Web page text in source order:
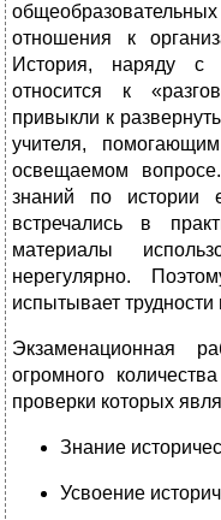
отношения к
История, наряду с
относится к
привыкли к
учителя,
освещаемом
знаний по истории
встречались в
материалы
нерегулярно.
испытывает
Экзаменационная
огромного
проверки которых
Знание
Усвоение